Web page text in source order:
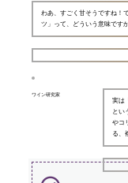
わあ、すごく甘そうですね！
ツ」って、どういう意味です
ワイン研究家
実は
とい
やコ
る、